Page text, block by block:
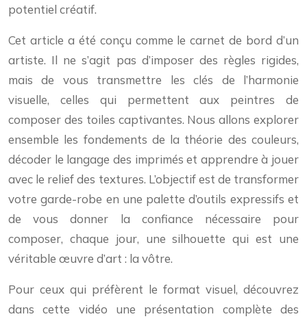
potentiel créatif.
Cet article a été conçu comme le carnet de bord d’un
artiste. Il ne s’agit pas d’imposer des règles rigides,
mais de vous transmettre les clés de l’harmonie
visuelle, celles qui permettent aux peintres de
composer des toiles captivantes. Nous allons explorer
ensemble les fondements de la théorie des couleurs,
décoder le langage des imprimés et apprendre à jouer
avec le relief des textures. L’objectif est de transformer
votre garde-robe en une palette d’outils expressifs et
de vous donner la confiance nécessaire pour
composer, chaque jour, une silhouette qui est une
véritable œuvre d’art : la vôtre.
Pour ceux qui préfèrent le format visuel, découvrez
dans cette vidéo une présentation complète des